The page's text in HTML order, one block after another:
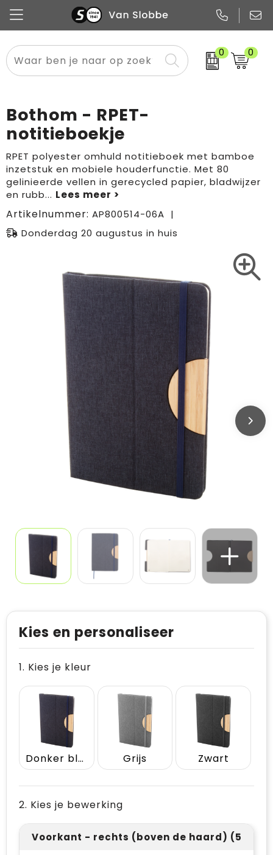
0 0
Alle categorieën
Snoep
Promo
Pennen
Notitieboekjes
Papier
Flessen
Glazen en karaffen
Merken
Meest gekozen
Sportkleding
Overig textiel
Boodschappen- en draagtassen
Sport & vrije tijd
Rugzakken
Bothom - RPET-
notitieboekje
RPET polyester omhuld notitieboek met bamboe
inzetstuk en mobiele houderfunctie. Met 80
gelinieerde vellen in gerecycled papier, bladwijzer
en rubb...
Artikelnummer: AP800514-06A
Donderdag 20 augustus in huis
Kies en personaliseer
1. Kies je kleur
Donker blauw Grijs Zwart
2. Kies je bewerking
Voorkant - rechts (boven de haard) (50 x